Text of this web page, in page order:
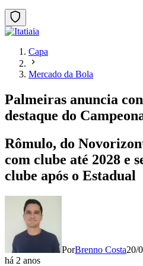
Capa
Mercado da Bola
Palmeiras anuncia
destaque do
Rômulo, do
com clube até 2028 e
clube após o Estadual
PorBrenno Costa20/
há 2 anos